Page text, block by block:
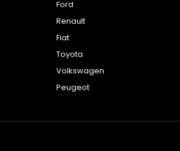
Ford
Renault
Fiat
Toyota
Volkswagen
Peugeot